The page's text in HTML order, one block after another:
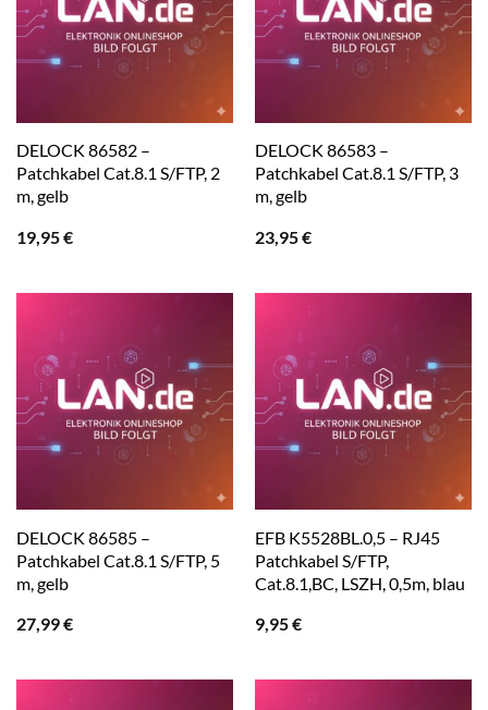
DELOCK 86582 –
Patchkabel Cat.8.1 S/FTP, 2
m, gelb
19,95€
DELOCK 86583 –
Patchkabel Cat.8.1 S/FTP, 3
m, gelb
23,95€
DELOCK 86585 –
Patchkabel Cat.8.1 S/FTP, 5
m, gelb
27,99€
EFB K5528BL.0,5 – RJ45
Patchkabel S/FTP,
Cat.8.1,BC, LSZH, 0,5m, blau
9,95€